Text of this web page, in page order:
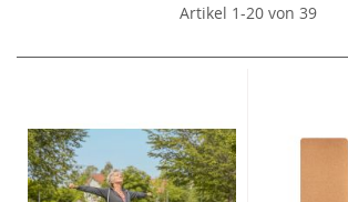
Artikel 1-20 von 39